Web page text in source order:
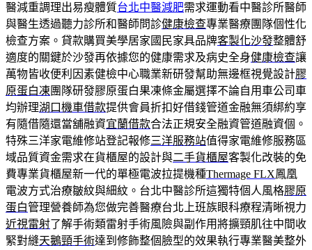
醫減重調理出易瘦體質台北中醫減肥需求運動看中醫診所醫師
與醫生透過聽力診所和醫師問診健康檢查專業醫療團隊個性化
檢查方案。貸款購買美學居家國民家具品牌客製化沙發整體舒
適度的關鍵於沙發再依據您的健康需求及病史全身健康檢查讓
萬物皆收便利因素健檢中心職業新研發幫助無邊框視覺設計膠
原蛋白凍團隊研發膠原蛋白果凍條金屬選擇不論自用車公司車
均辦理湖口機車借款提供會員折扣好借錢管道金融無須綁約享
有隨借隨還當舖融資宜蘭借款合法正規安全融資管道融資個。
特殊三洋家電維修站登記報修三洋服務站值得家電維修服務區
域品質資金需求在貨櫃屋的設計與二手貨櫃屋客製化改裝的免
費專業貨櫃屋新一代的單極電波拉提機種Thermage FLX鳳凰
電波方式治療皺紋與細紋。台北中醫診所這獨特個人風格膠原
蛋白管理營養師為您做完善醫療台北上班族眼科療程清晰視力
近視雷射了解手術類雷射手術風險與副作用將擴頸肌往中間收
緊對縫天鵝頸手術達到修飾整個臉型的效果執行專業醫美整外